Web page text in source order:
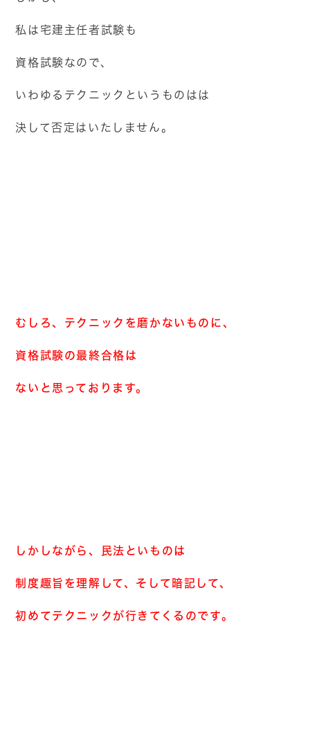
私は宅建主任者試験も
資格試験なので、
いわゆるテクニックというものはは
決して否定はいたしません。
むしろ、テクニックを磨かないものに、
資格試験の最終合格は
ないと思っております。
しかしながら、民法といものは
制度趣旨を理解して、そして暗記して、
初めてテクニックが行きてくるのです。